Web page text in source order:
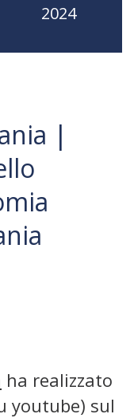
2024
|
ha realizzato
youtube) sul